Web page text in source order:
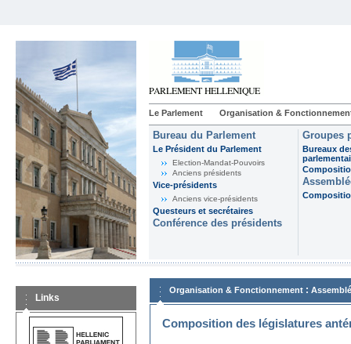
Le Parlement Organisation &
Bureau du Parlement
Le Président du Parlement
Election-Mandat-Pouvoirs
Anciens présidents
Vice-présidents
Anciens vice-présidents
Questeurs et secrétaires
Conférence des présidents
Groupes
Bureaux
Links
Organisation & Fonctionnement :
Composition des législatures